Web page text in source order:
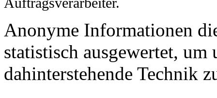
Anonyme Informationen
statistisch ausgewertet,
dahinterstehende Technik